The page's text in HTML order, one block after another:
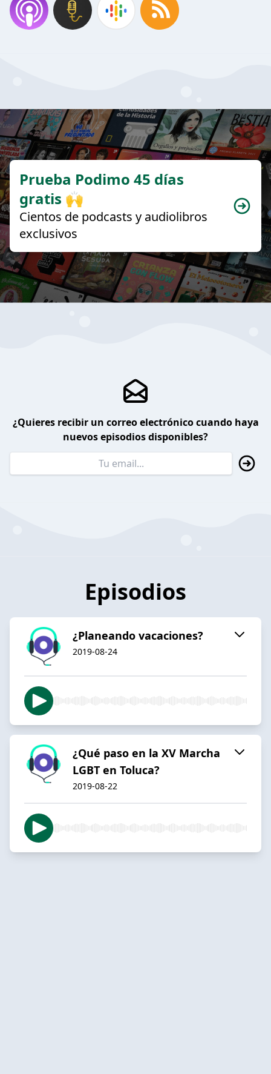
Prueba Podimo 45 días
gratis 🙌
Cientos de podcasts y audiolibros
exclusivos
¿Quieres recibir un correo electrónico cuando haya
nuevos episodios disponibles?
Episodios
¿Planeando vacaciones?
2019-08-24
¿Qué paso en la XV Marcha
LGBT en Toluca?
2019-08-22